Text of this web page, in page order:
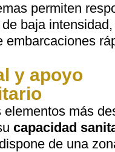
permiten
baja
embarcaciones
y apoyo
elementos más
capacidad
de una